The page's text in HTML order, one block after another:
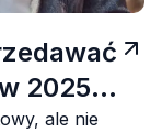
2025
ale nie